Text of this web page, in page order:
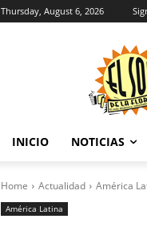
Thursday, August 6, 2026
INICIO NOTICIAS
Home Actualidad América
América Latina